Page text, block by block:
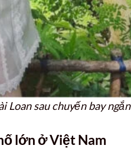
Loan sau chuyến bay ngắn
lớn ở Việt Nam